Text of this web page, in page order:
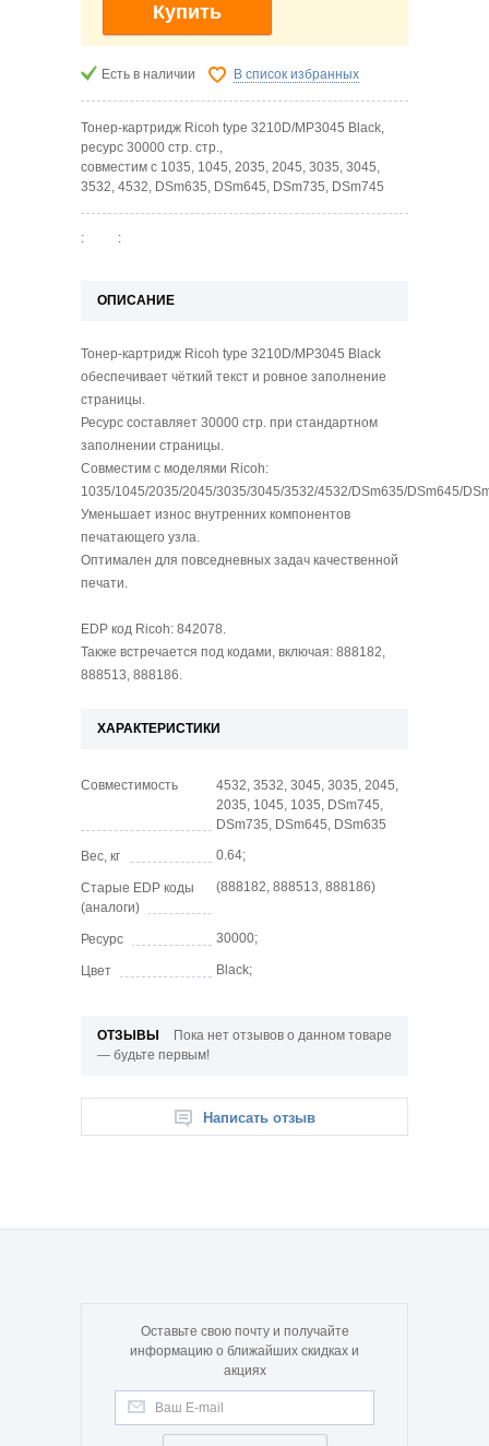
Купить
Есть в наличии В список избранных
Тонер-картридж Ricoh type 3210D/MP3045 Black,
ресурс 30000 стр. стр.,
совместим с 1035, 1045, 2035, 2045, 3035, 3045,
3532, 4532, DSm635, DSm645, DSm735, DSm745
: :
ОПИСАНИЕ
Тонер-картридж Ricoh type 3210D/MP3045 Black
обеспечивает чёткий текст и ровное заполнение
страницы.
Ресурс составляет 30000 стр. при стандартном
заполнении страницы.
Совместим с моделями Ricoh:
1035/1045/2035/2045/3035/3045/3532/4532/DSm635/DSm645/
Уменьшает износ внутренних компонентов
печатающего узла.
Оптимален для повседневных задач качественной
печати.
EDP код Ricoh: 842078.
Также встречается под кодами, включая: 888182,
888513, 888186.
ХАРАКТЕРИСТИКИ
Совместимость
4532, 3532, 3045, 3035, 2045,
2035, 1045, 1035, DSm745,
DSm735, DSm645, DSm635
Вес, кг 0.64;
Старые EDP коды
(аналоги)
(888182, 888513, 888186)
Ресурс 30000;
Цвет Black;
ОТЗЫВЫ
Пока нет отзывов о данном товаре
— будьте первым!
Написать отзыв
Оставьте свою почту и получайте
информацию о ближайших скидках и
акциях